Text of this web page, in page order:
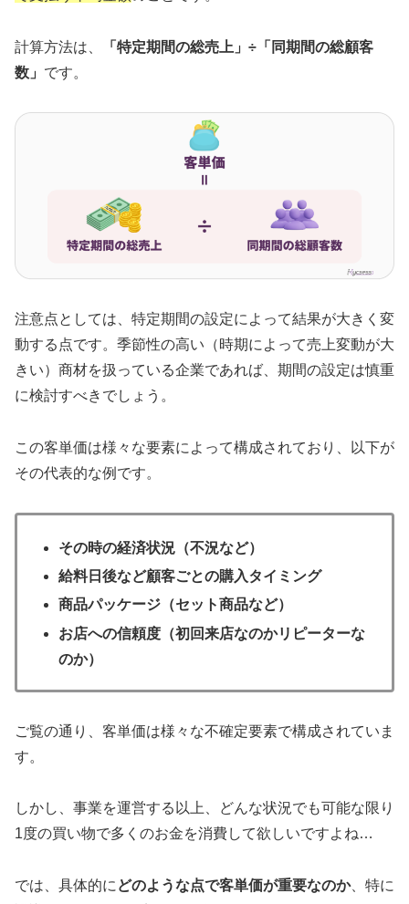
計算方法は、
「特定期間の総売上」÷「同期間の総顧客
数」 です。
注意点としては、特定期間の設定によって結果が大きく変
動する点です。季節性の高い（時期によって売上変動が大
きい）商材を扱っている企業であれば、期間の設定は慎重
に検討すべきでしょう。
この客単価は様々な要素によって構成されており、以下が
その代表的な例です。
その時の経済状況（不況など）
給料日後など顧客ごとの購入タイミング
商品パッケージ（セット商品など）
お店への信頼度（初回来店なのかリピーターな
のか）
ご覧の通り、客単価は様々な不確定要素で構成されていま
す。
しかし、事業を運営する以上、どんな状況でも可能な限り
1度の買い物で多くのお金を消費して欲しいですよね…
では、具体的に どのような点で客単価が重要なのか、特に